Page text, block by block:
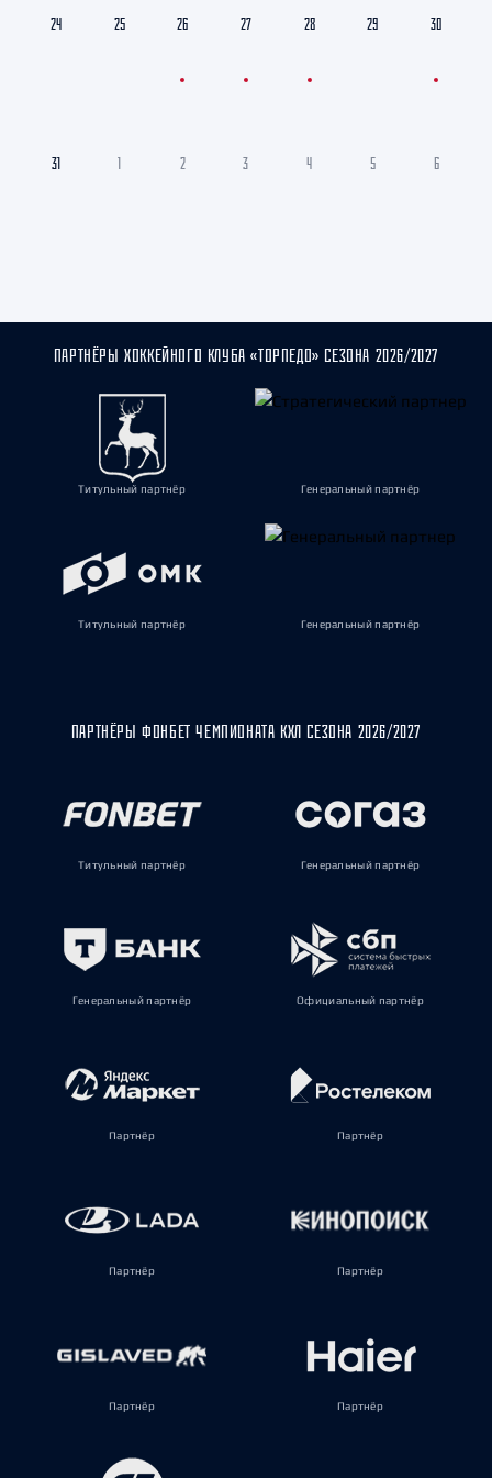
24 25 26 27 28 29 30
31 1 2 3 4 5 6
ПАРТНЁРЫ ХОККЕЙНОГО КЛУБА «ТОРПЕДО» СЕЗОНА 2026/2027
Титульный партнёр Генеральный партнёр
Титульный партнёр Генеральный партнёр
ПАРТНЁРЫ ФОНБЕТ ЧЕМПИОНАТА КХЛ СЕЗОНА 2026/2027
Титульный партнёр Генеральный партнёр
Генеральный партнёр Официальный партнёр
Партнёр Партнёр
Партнёр Партнёр
Партнёр Партнёр